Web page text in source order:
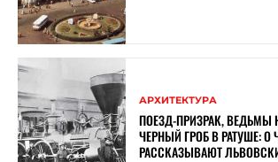
АРХИТЕКТУРА
ПОЕЗД-ПРИЗРАК, ВЕДЬМЫ
ЧЕРНЫЙ ГРОБ В РАТУШЕ: О
РАССКАЗЫВАЮТ